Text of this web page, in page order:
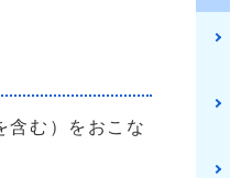
含む）をおこな